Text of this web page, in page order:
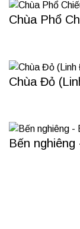
Chùa Phổ
Chùa Đỏ
Bến